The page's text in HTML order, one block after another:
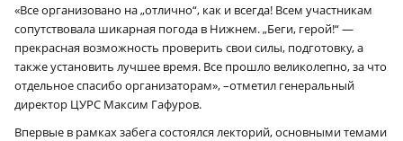
«Все организовано на „отлично“, как и всегда! Всем участникам
сопутствовала шикарная погода в Нижнем. „Беги, герой!“ —
прекрасная возможность проверить свои силы, подготовку, а
также установить лучшее время. Все прошло великолепно, за что
отдельное спасибо организаторам», –отметил генеральный
директор ЦУРС Максим Гафуров.
Впервые в рамках забега состоялся лекторий, основными темами